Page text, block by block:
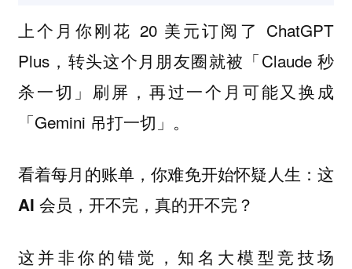
上个月你刚花 20 美元订阅了 ChatGPT
Plus，转头这个月朋友圈就被「Claude 秒
杀一切」刷屏，再过一个月可能又换成
「Gemini 吊打一切」。
看着每月的账单，你难免开始怀疑人生：这
AI 会员，开不完，真的开不完？
这并非你的错觉，知名大模型竞技场